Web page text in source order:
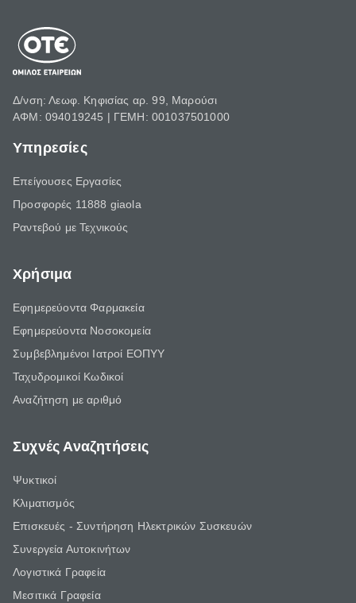
Δ/νση: Λεωφ. Κηφισίας αρ. 99, Μαρούσι
ΑΦΜ: 094019245 | ΓΕΜΗ: 001037501000
Υπηρεσίες
Επείγουσες Εργασίες
Προσφορές 11888 giaola
Ραντεβού με Τεχνικούς
Χρήσιμα
Εφημερεύοντα Φαρμακεία
Εφημερεύοντα Νοσοκομεία
Συμβεβλημένοι Ιατροί ΕΟΠΥΥ
Ταχυδρομικοί Κωδικοί
Αναζήτηση με αριθμό
Συχνές Αναζητήσεις
Ψυκτικοί
Κλιματισμός
Επισκευές - Συντήρηση Ηλεκτρικών Συσκευών
Συνεργεία Αυτοκινήτων
Λογιστικά Γραφεία
Μεσιτικά Γραφεία